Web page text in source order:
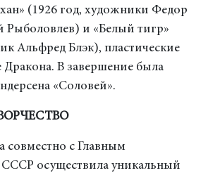
(1926 год, художники Федор
Рыболовлев) и «Белый тигр»
Альфред Блэк), пластические
В завершение была
«Соловей».
совместно с Главным
осуществила уникальный